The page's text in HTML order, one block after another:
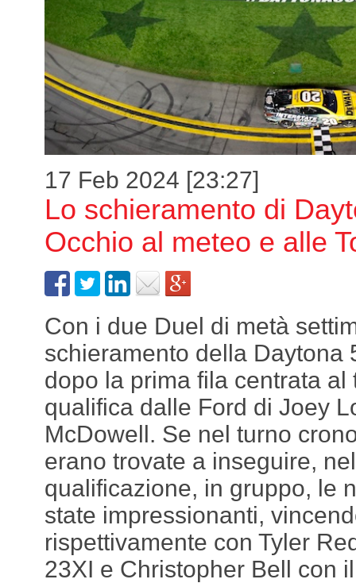
17 Feb 2024 [23:27]
Lo schieramento di
Occhio al meteo e alle
Con i due Duel di metà
schieramento della Daytona
dopo la prima fila centrata al
qualifica dalle Ford di Joey
McDowell. Se nel turno
erano trovate a inseguire,
qualificazione, in gruppo, le
state impressionanti,
rispettivamente con Tyler
23XI e Christopher Bell con